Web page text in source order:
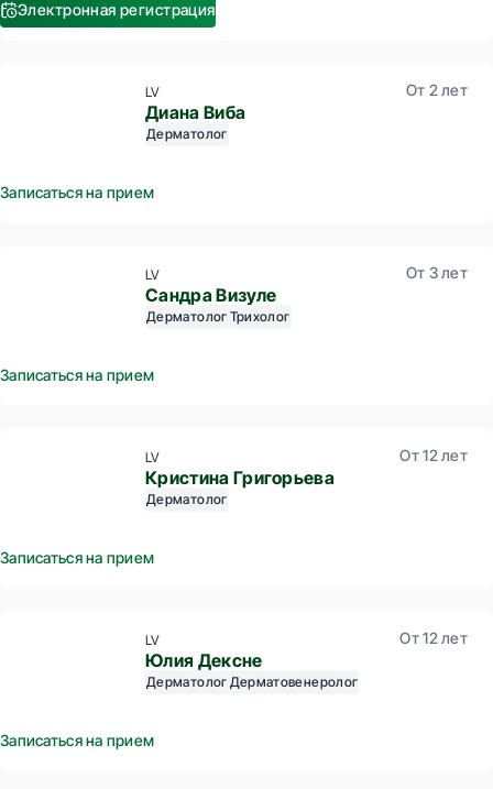
Электронная регистрация
LV От 2 лет
Диана Виба
Дерматолог
Записаться на прием
LV От 3 лет
Сандра Визуле
Дерматолог Трихолог
Записаться на прием
LV От 12 лет
Кристина Григорьева
Дерматолог
Записаться на прием
LV От 12 лет
Юлия Дексне
Дерматолог Дерматовенеролог
Записаться на прием